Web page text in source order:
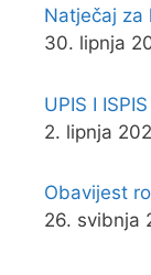
Natječaj za
30. lipnja
UPIS I
2. lipnja
Obavijest
26. svibnja